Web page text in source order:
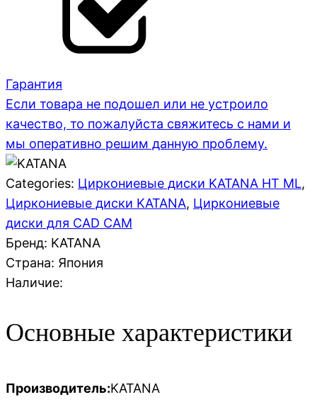
Гарантия
Если товара не подошел или не устроило
качество, то пожалуйста свяжитесь с нами и
мы оперативно решим данную проблему.
Categories: Циркониевые диски KATANA HT ML,
Циркониевые диски KATANA, Циркониевые
диски для CAD CAM
Бренд: KATANA
Страна: Япония
Наличие:
Основные характеристики
Производитель:KATANA